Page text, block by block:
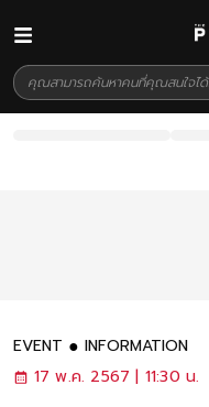
EVENT
INFORMATION
17 พ.ค. 2567 | 11:30 น.